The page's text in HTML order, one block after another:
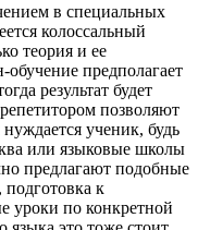
в специальных
колоссальный
теория и ее
обучение предполагает
результат будет
позволяют
ученик, будь
или языковые школы
предлагают подобные
подготовка к
уроки по конкретной